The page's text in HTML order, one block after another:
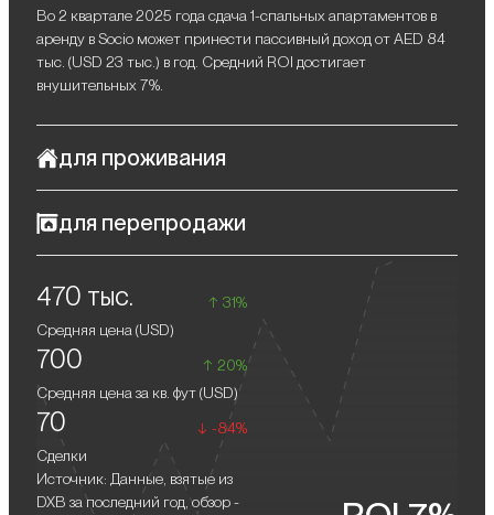
470 тыс.
31%
Средняя цена (USD)
700
20%
Средняя цена за кв. фут (USD)
70
-84%
Сделки
Источник: Данные, взятые из
DXB за последний год, обзор -
Во 2 квартале 2025 года сдача 1-спальных апартаментов в
аренду в Socio может принести пассивный доход от AED 84
тыс. (USD 23 тыс.) в год. Средний ROI достигает
внушительных 7%.
для проживания
комплекс, который идеально сочетает комфорт, стиль и
сдержанный дизайн здания органично вписываются в
зеленый ландшафт района, создавая атмосферу уюта и
безопасности для его жителей. Тишина и уединение в этом
жилом пространстве легко сочетаются с близостью ко всей
необходимой инфраструктуре мегаполиса — магазинам,
школам, ресторанам и ключевым транспортным артериям.
для перепродажи
Перепродажа жилья в проекте гарантирует получение
прибыли благодаря росту цен на недвижимость в Dubai Hills